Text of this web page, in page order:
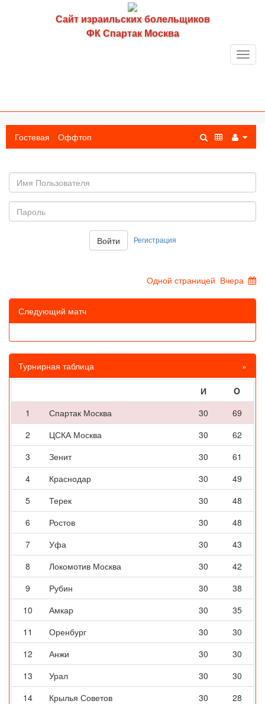
Сайт израильских болельщиков
ФК Спартак Москва
Гостевая Оффтоп
пользователя
Войти Регистрация
Одной страницей Вчера
Следующий матч
Турнирная таблица »
И
O
1
Спартак Москва 30
69
2
ЦСКА Москва 30
62
3
Зенит 30
61
4
Краснодар 30
49
5
Терек 30
48
6
Ростов 30
48
7
Уфа 30
43
8
Локомотив Москва 30
42
9
Рубин 30
38
10
Амкар 30
35
11
Оренбург 30
30
12
Анжи 30
30
13
Урал 30
30
14
Крылья Советов 30
28